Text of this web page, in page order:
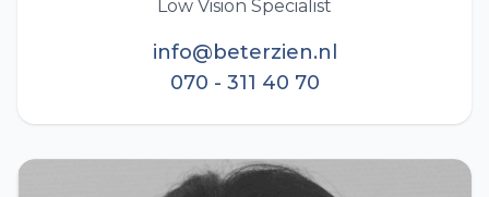
Low Vision Specialist
info@beterzien.nl
070 - 311 40 70